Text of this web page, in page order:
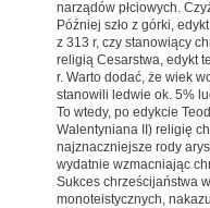
narządów płciowych.
Później szło z górki,
z 313 r, czy stanowiący
religią Cesarstwa, edykt
r. Warto dodać, że wiek
stanowili ledwie ok. 5%
To wtedy, po edykcie
Walentyniana II) religię
najznaczniejsze rody
wydatnie wzmacniając
Sukces chrześcijaństwa
monoteistycznych,